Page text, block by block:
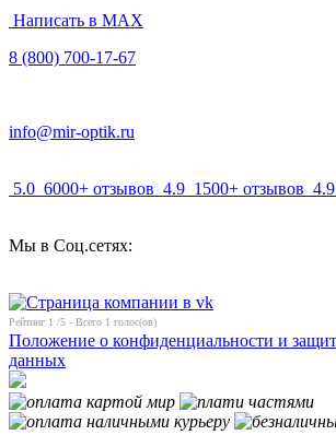
Написать в MAX
8 (800) 700-17-67
info@mir-optik.ru
5.0 6000+ отзывов 4.9 1500+ отзывов 4.9
Мы в Соц.сетях:
Рейтинг 1 /5 - Всего 1 голос(ов)
Положение о конфиденциальности и
данных